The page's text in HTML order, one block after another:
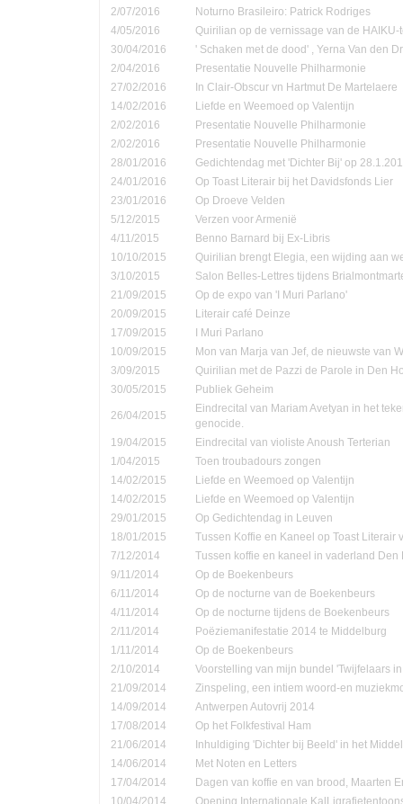
2/07/2016
Noturno Brasileiro: Patrick Rodriges
4/05/2016
Quirilian op de vernissage van de
30/04/2016
' Schaken met de dood' , Yerna Van den
2/04/2016
Presentatie Nouvelle Philharmonie
27/02/2016
In Clair-Obscur vn Hartmut De Martelaere
14/02/2016
Liefde en Weemoed op Valentijn
2/02/2016
Presentatie Nouvelle Philharmonie
2/02/2016
Presentatie Nouvelle Philharmonie
28/01/2016
Gedichtendag met 'Dichter Bij' op
24/01/2016
Op Toast Literair bij het Davidsfonds Lier
23/01/2016
Op Droeve Velden
5/12/2015
Verzen voor Armenië
4/11/2015
Benno Barnard bij Ex-Libris
10/10/2015
Quirilian brengt Elegia, een wijding aan
3/10/2015
Salon Belles-Lettres tijdens
21/09/2015
Op de expo van 'I Muri Parlano'
20/09/2015
Literair café Deinze
17/09/2015
I Muri Parlano
10/09/2015
Mon van Marja van Jef, de nieuwste van
3/09/2015
Quirilian met de Pazzi de Parole in Den
30/05/2015
Publiek Geheim
26/04/2015
Eindrecital van Mariam Avetyan in het
genocide.
19/04/2015
Eindrecital van violiste Anoush Terterian
1/04/2015
Toen troubadours zongen
14/02/2015
Liefde en Weemoed op Valentijn
14/02/2015
Liefde en Weemoed op Valentijn
29/01/2015
Op Gedichtendag in Leuven
18/01/2015
Tussen Koffie en Kaneel op Toast Literair
7/12/2014
Tussen koffie en kaneel in vaderland Den
9/11/2014
Op de Boekenbeurs
6/11/2014
Op de nocturne van de Boekenbeurs
4/11/2014
Op de nocturne tijdens de Boekenbeurs
2/11/2014
Poëziemanifestatie 2014 te Middelburg
1/11/2014
Op de Boekenbeurs
2/10/2014
Voorstelling van mijn bundel 'Twijfelaars
21/09/2014
Zinspeling, een intiem woord-en
14/09/2014
Antwerpen Autovrij 2014
17/08/2014
Op het Folkfestival Ham
21/06/2014
Inhuldiging 'Dichter bij Beeld' in het
14/06/2014
Met Noten en Letters
17/04/2014
Dagen van koffie en van brood, Maarten
10/04/2014
Opening Internationale